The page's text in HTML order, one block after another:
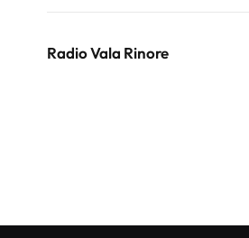
Radio Vala Rinore